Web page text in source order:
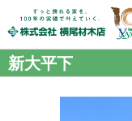
新大平下